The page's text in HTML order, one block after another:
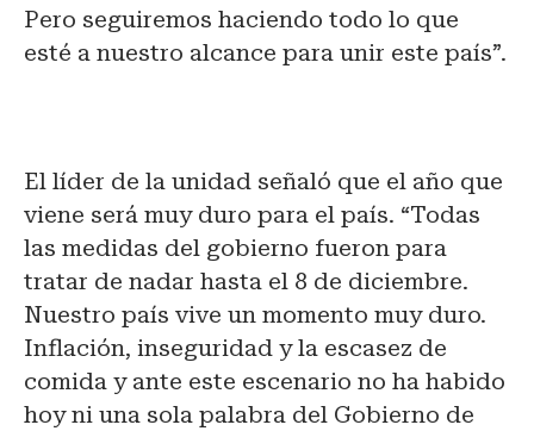
Pero seguiremos haciendo todo lo que
esté a nuestro alcance para unir este país”.
El líder de la unidad señaló que el año que
viene será muy duro para el país. “Todas
las medidas del gobierno fueron para
tratar de nadar hasta el 8 de diciembre.
Nuestro país vive un momento muy duro.
Inflación, inseguridad y la escasez de
comida y ante este escenario no ha habido
hoy ni una sola palabra del Gobierno de